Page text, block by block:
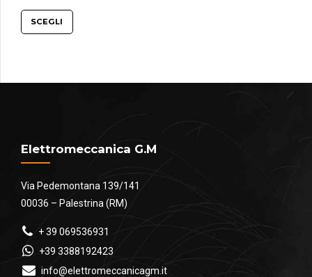
SCEGLI
Elettromeccanica G.M
Via Pedemontana 139/141
00036 – Palestrina (RM)
+ 39 069536931
+39 3388192423
info@elettromeccanicagm.it